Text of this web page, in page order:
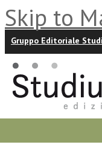
Skip to
Gruppo Editoriale